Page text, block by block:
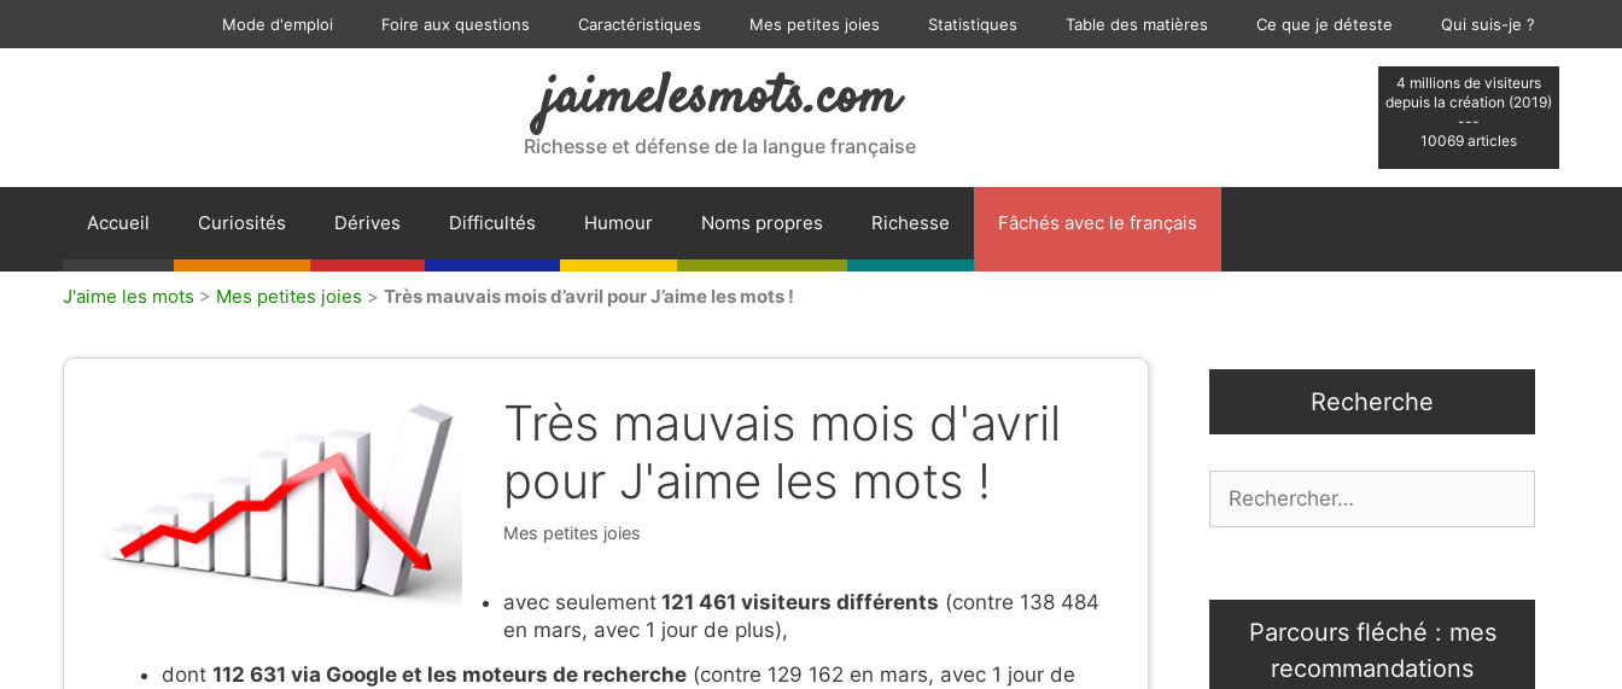
Mode d'emploi Foire aux questions Caractéristiques Mes petites joies Statistiques Table des matières Ce que je déteste Qui suis-je ?
4 millions de visiteurs
depuis la création (2019)
---
10069 articles
jaimelesmots.com
Richesse et défense de la langue française
Accueil Curiosités Dérives Difficultés Humour Noms propres Richesse Fâchés avec le français
J'aime les mots > Mes petites joies > Très mauvais mois d’avril pour J’aime les mots !
Très mauvais mois d'avril
pour J'aime les mots !
Catégories
Mes petites joies
avec seulement 121 461 visiteurs différents (contre 138 484
en mars, avec 1 jour de plus),
dont 112 631 via Google et les moteurs de recherche (contre 129 162 en mars, avec 1 jour de
Recherche
Parcours fléché : mes
recommandations